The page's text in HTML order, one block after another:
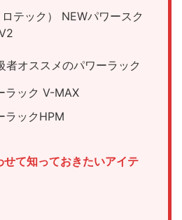
テック） NEWパワースク
者オススメのパワーラック
ラック V-MAX
ラックHPM
て知っておきたいアイテ